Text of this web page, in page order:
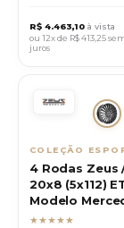
R$ 4.463,10 à vista
ou 12x de R$413,25
juros
COLEÇÃO
4 Rodas Zeus
20x8 (5x112)
Modelo
★★★★★